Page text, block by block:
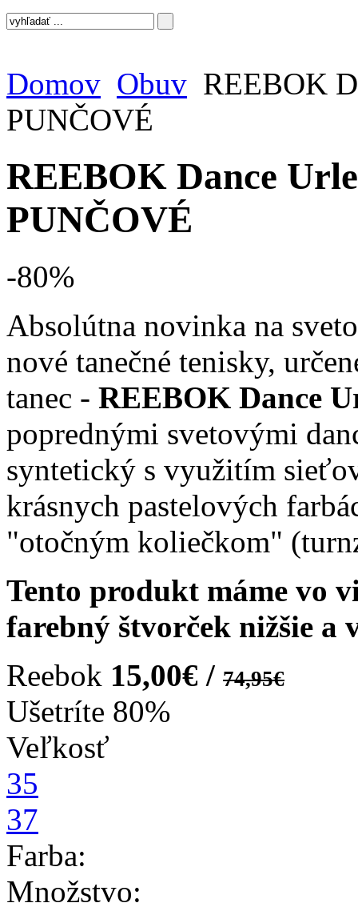
Domov Obuv REEBOK
PUNČOVÉ
REEBOK Dance
PUNČOVÉ
-80%
Absolútna novinka na
nové tanečné tenisky,
tanec - REEBOK Dance
poprednými svetovými
syntetický s využitím
krásnych pastelových
"otočným koliečkom"
Tento produkt máme vo
farebný štvorček nižšie a
Reebok 15,00€ / 74,95€
Ušetríte 80%
Veľkosť
35
37
Farba:
Množstvo: